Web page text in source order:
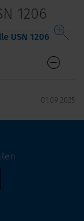
1206
USN 1206
01.09.2025